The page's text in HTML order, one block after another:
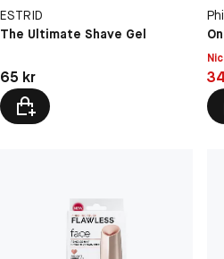
ESTRID
The Ultimate Shave Gel
Pris: 65 kr
65 kr